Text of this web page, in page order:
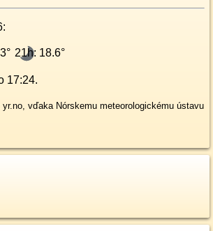
:
21h: 18.6°
17:24.
vďaka Nórskemu meteorologickému ústavu